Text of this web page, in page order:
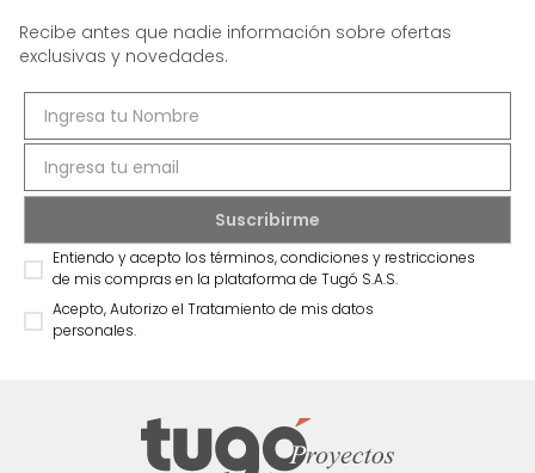
Recibe antes que nadie información sobre ofertas
exclusivas y novedades.
Entiendo y acepto los términos, condiciones y restricciones
de mis compras en la plataforma de Tugó S.A.S.
Acepto, Autorizo el Tratamiento de mis datos
personales.